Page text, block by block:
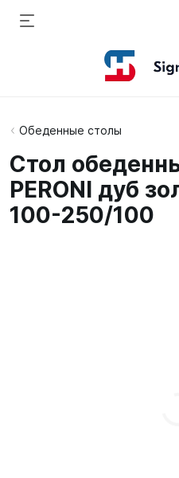
Обеденные столы
Стол
PERONI дуб
100-250/100